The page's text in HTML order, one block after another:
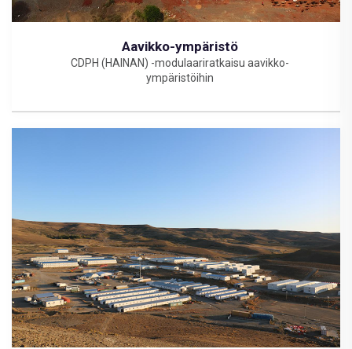
Aavikko-ympäristö
CDPH (HAINAN) -modulaariratkaisu aavikko-
ympäristöihin